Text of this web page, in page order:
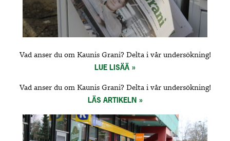
Vad anser du om Kaunis Grani? Delta i vår undersökning!
LUE LISÄÄ
Vad anser du om Kaunis Grani? Delta i vår undersökning!
LÄS ARTIKELN